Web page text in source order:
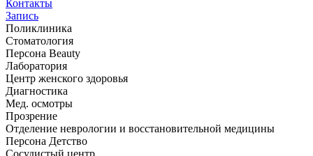
Контакты
Запись
Поликлиника
Стоматология
Персона Beauty
Лаборатория
Центр женского здоровья
Диагностика
Мед. осмотры
Прозрение
Отделение неврологии и восстановительной медицины
Персона Детство
Сосудистый центр